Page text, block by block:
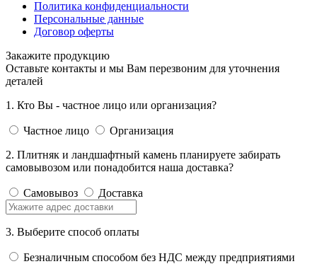
Политика конфиденциальности
Персональные данные
Договор оферты
Закажите продукцию
Оставьте контакты и мы Вам перезвоним для уточнения
деталей
1. Кто Вы - частное лицо или организация?
Частное лицо
Организация
2. Плитняк и ландшафтный камень планируете забирать
самовывозом или понадобится наша доставка?
Самовывоз Доставка
3. Выберите способ оплаты
Безналичным способом без НДС между предприятиями